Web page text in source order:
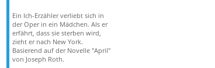
Ein Ich-Erzähler verliebt sich in
der Oper in ein Mädchen. Als er
erfährt, dass sie sterben wird,
zieht er nach New York.
Basierend auf der Novelle "April"
von Joseph Roth.